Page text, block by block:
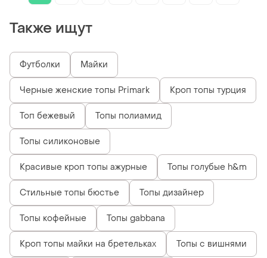
Также ищут
Футболки Майки
Черные женские топы Primark Кроп топы турция
Топ бежевый Топы полиамид
Топы силиконовые
Красивые кроп топы ажурные Топы голубые h&m
Стильные топы бюстье Топы дизайнер
Топы кофейные Топы gabbana
Кроп топы майки на бретельках Топы с вишнями